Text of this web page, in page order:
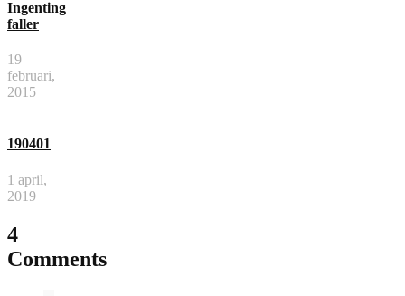
Ingenting
faller
19
februari,
2015
190401
1 april,
2019
4
Comments